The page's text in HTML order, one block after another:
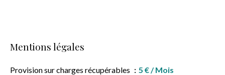
Mentions légales
Provision sur charges récupérables
5 € / Mois